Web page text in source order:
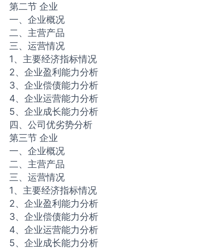
第二节 企业
一、企业概况
二、主营产品
三、运营情况
1、主要经济指标情况
2、企业盈利能力分析
3、企业偿债能力分析
4、企业运营能力分析
5、企业成长能力分析
四、公司优劣势分析
第三节 企业
一、企业概况
二、主营产品
三、运营情况
1、主要经济指标情况
2、企业盈利能力分析
3、企业偿债能力分析
4、企业运营能力分析
5、企业成长能力分析